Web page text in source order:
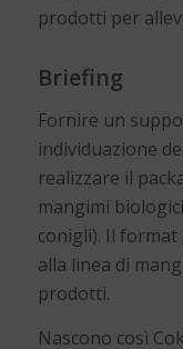
prodotti per
Briefing
Fornire un
individuazione
realizzare il
mangimi
conigli). Il
alla linea di
prodotti.
Nascono così